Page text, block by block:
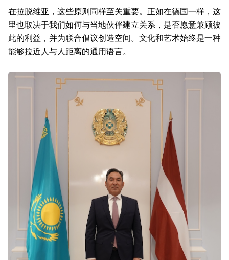
在拉脱维亚，这些原则同样至关重要。正如在德国一样，这
里也取决于我们如何与当地伙伴建立关系，是否愿意兼顾彼
此的利益，并为联合倡议创造空间。文化和艺术始终是一种
能够拉近人与人距离的通用语言。